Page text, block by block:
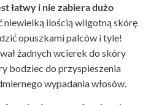
łatwy i nie zabiera dużo
niewielką ilością wilgotną skórę
opuszkami palców i tyle!
żadnych wcierek do skóry
bodziec do przyspieszenia
wypadania włosów.